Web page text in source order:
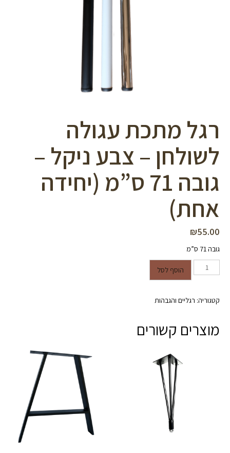
רגל מתכת עגולה
לשולחן – צבע ניקל –
גובה 71 ס”מ (יחידה
אחת)
₪55.00
גובה 71 ס”מ
כמות של רגל מתכת עגולה לשולחן -
צבע ניקל - גובה 71 ס"מ (יחידה
הוסף לסל
קטגוריה: רגליים והגבהות
מוצרים קשורים